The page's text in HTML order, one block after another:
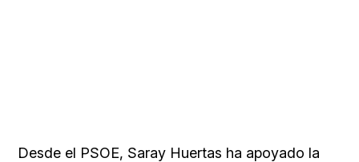
Desde el PSOE, Saray Huertas ha apoyado la